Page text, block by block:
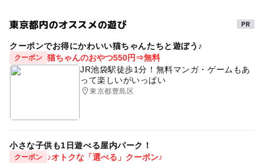
東京都内のオススメの遊び
クーポンでお得にかわいい猫ちゃんたちと遊ぼう♪
クーポン 猫ちゃんのおやつ550円⇒無料
JR池袋駅徒歩1分！無料マンガ・ゲームもあ
って楽しいがいっぱい
東京都豊島区
小さな子供も1日遊べる屋内パーク！
クーポン
♪オトクな「選べる」クーポン♪